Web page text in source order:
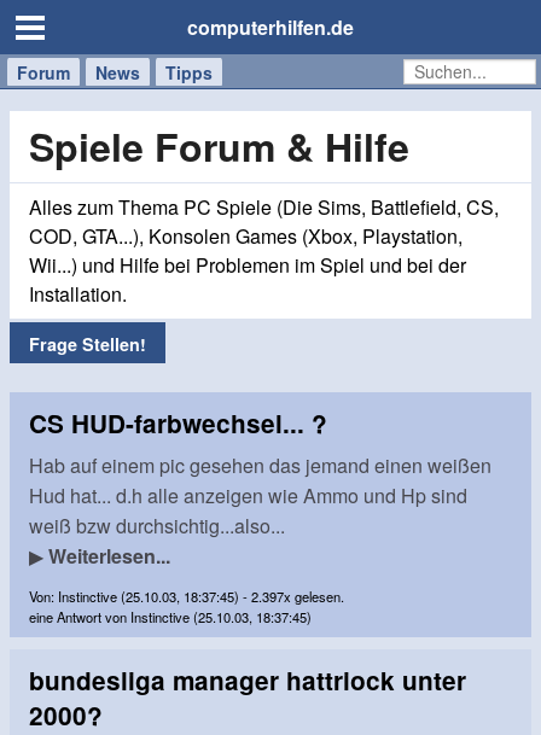
computerhilfen.de
Forum News Tipps
Handy
Windows
Mac
Spiele Forum & Hilfe
Alles zum Thema PC Spiele (Die Sims, Battlefield, CS,
COD, GTA...), Konsolen Games (Xbox, Playstation,
Wii...) und Hilfe bei Problemen im Spiel und bei der
Installation.
Frage Stellen!
CS HUD-farbwechsel... ?
Hab auf einem pic gesehen das jemand einen weißen
Hud hat... d.h alle anzeigen wie Ammo und Hp sind
weiß bzw durchsichtig...also...
▶Weiterlesen...
Von: Instinctive (25.10.03, 18:37:45) - 2.397x gelesen.
eine Antwort von Instinctive (25.10.03, 18:37:45)
bundesliga manager hattriock unter
2000?